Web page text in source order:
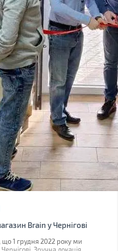
Brain у Чернігові
що 1 грудня 2022 року ми